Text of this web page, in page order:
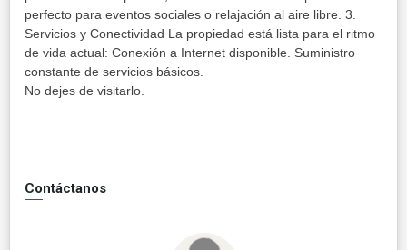
perfecto para eventos sociales o relajación al aire libre. ​3.
Servicios y Conectividad ​La propiedad está lista para el ritmo
de vida actual: ​Conexión a Internet disponible. ​Suministro
constante de servicios básicos. ​
No dejes de visitarlo.
Contáctanos